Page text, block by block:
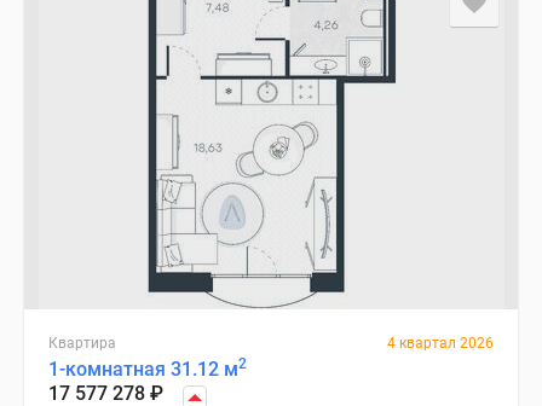
Квартира 4 квартал 2026
1-комнатная 31.12 м2
17 577 278 ₽